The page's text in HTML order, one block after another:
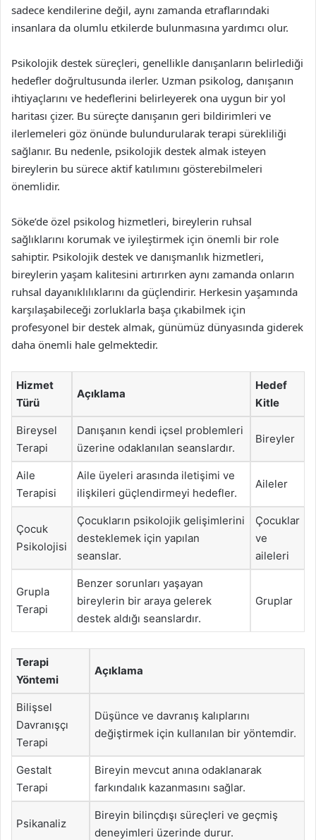
sadece kendilerine değil, aynı zamanda etraflarındaki
insanlara da olumlu etkilerde bulunmasına yardımcı olur.
Psikolojik destek süreçleri, genellikle danışanların belirlediği
hedefler doğrultusunda ilerler. Uzman psikolog, danışanın
ihtiyaçlarını ve hedeflerini belirleyerek ona uygun bir yol
haritası çizer. Bu süreçte danışanın geri bildirimleri ve
ilerlemeleri göz önünde bulundurularak terapi sürekliliği
sağlanır. Bu nedenle, psikolojik destek almak isteyen
bireylerin bu sürece aktif katılımını gösterebilmeleri
önemlidir.
Söke’de özel psikolog hizmetleri, bireylerin ruhsal
sağlıklarını korumak ve iyileştirmek için önemli bir role
sahiptir. Psikolojik destek ve danışmanlık hizmetleri,
bireylerin yaşam kalitesini artırırken aynı zamanda onların
ruhsal dayanıklılıklarını da güçlendirir. Herkesin yaşamında
karşılaşabileceği zorluklarla başa çıkabilmek için
profesyonel bir destek almak, günümüz dünyasında giderek
daha önemli hale gelmektedir.
Hizmet
Türü
Açıklama
Hedef
Kitle
Bireysel
Terapi
Danışanın kendi içsel problemleri
üzerine odaklanılan seanslardır.
Bireyler
Aile
Terapisi
Aile üyeleri arasında iletişimi ve
ilişkileri güçlendirmeyi hedefler.
Aileler
Çocuk
Psikolojisi
Çocukların psikolojik gelişimlerini
desteklemek için yapılan
seanslar.
Çocuklar
ve
aileleri
Grupla
Terapi
Benzer sorunları yaşayan
bireylerin bir araya gelerek
destek aldığı seanslardır.
Gruplar
Terapi
Yöntemi
Açıklama
Bilişsel
Davranışçı
Terapi
Düşünce ve davranış kalıplarını
değiştirmek için kullanılan bir yöntemdir.
Gestalt
Terapi
Bireyin mevcut anına odaklanarak
farkındalık kazanmasını sağlar.
Psikanaliz
Bireyin bilinçdışı süreçleri ve geçmiş
deneyimleri üzerinde durur.